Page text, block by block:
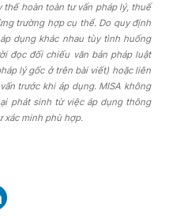
hoàn toàn tư vấn pháp lý, thuế
trường hợp cụ thể. Do quy định
dụng khác nhau tùy tình huống
đọc đối chiếu văn bản pháp luật
lý gốc ở trên bài viết) hoặc liên
trước khi áp dụng. MISA không
phát sinh từ việc áp dụng thông
xác minh phù hợp.